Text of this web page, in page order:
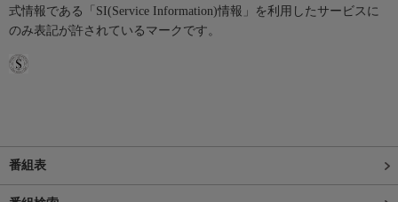
式情報である「SI(Service Information)情報」を利用したサービスに
のみ表記が許されているマークです。
番組表